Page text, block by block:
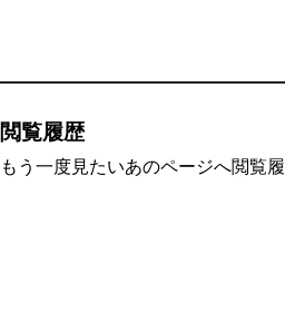
閲覧履歴
もう一度見たいあのページへ閲覧